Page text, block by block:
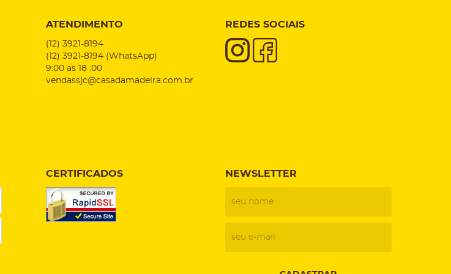
ATENDIMENTO
(12) 3921-8194
(12) 3921-8194 (WhatsApp)
9:00 as 18 :00
vendassjc@casadamadeira.com.br
REDES SOCIAIS
CERTIFICADOS NEWSLETTER